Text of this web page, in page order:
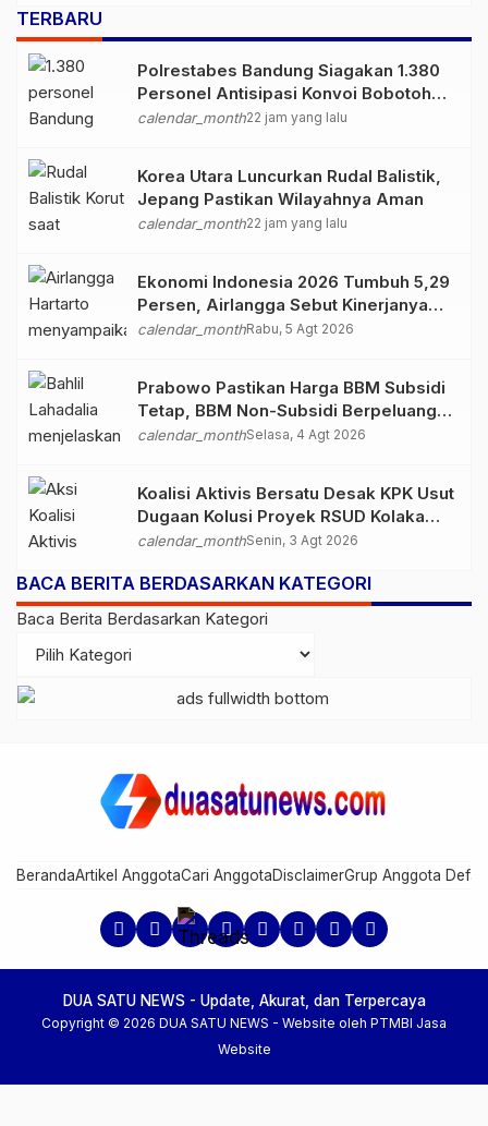
TERBARU
Polrestabes Bandung Siagakan 1.380
Personel Antisipasi Konvoi Bobotoh
Usai Final Piala Presiden
calendar_month22 jam yang lalu
Korea Utara Luncurkan Rudal Balistik,
Jepang Pastikan Wilayahnya Aman
calendar_month22 jam yang lalu
Ekonomi Indonesia 2026 Tumbuh 5,29
Persen, Airlangga Sebut Kinerjanya
Lampaui Rata-Rata Global
calendar_monthRabu, 5 Agt 2026
Prabowo Pastikan Harga BBM Subsidi
Tetap, BBM Non-Subsidi Berpeluang
Turun
calendar_monthSelasa, 4 Agt 2026
Koalisi Aktivis Bersatu Desak KPK Usut
Dugaan Kolusi Proyek RSUD Kolaka
Timur, Sejumlah Pejabat dan PT
Diperiksa
calendar_monthSenin, 3 Agt 2026
BACA BERITA BERDASARKAN KATEGORI
Baca Berita Berdasarkan Kategori
BerandaArtikel AnggotaCari AnggotaDisclaimerGrup Anggota
DUA SATU NEWS - Update, Akurat, dan Terpercaya
Copyright © 2026 DUA SATU NEWS - Website oleh PTMBI Jasa
Website